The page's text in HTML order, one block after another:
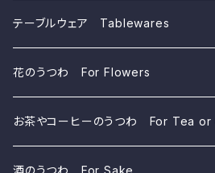
テーブルウェア Tablewares
花のうつわ For Flowers
お茶やコーヒーのうつわ For Tea
酒のうつわ For Sake